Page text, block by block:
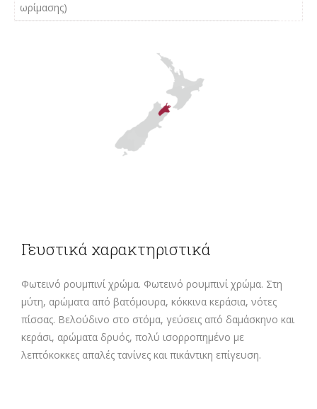
ωρίμασης)
Γευστικά χαρακτηριστικά
Φωτεινό ρουμπινί χρώμα. Φωτεινό ρουμπινί χρώμα. Στη
μύτη, αρώματα από βατόμουρα, κόκκινα κεράσια, νότες
πίσσας. Βελούδινο στο στόμα, γεύσεις από δαμάσκηνο και
κεράσι, αρώματα δρυός, πολύ ισορροπημένο με
λεπτόκοκκες απαλές τανίνες και πικάντικη επίγευση.